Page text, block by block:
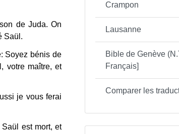
de Juda. On
Saül.
Soyez bénis de
votre maître, et
je vous ferai
est mort, et
Crampon
Lausanne
Bible de Genève
Français]
Comparer les